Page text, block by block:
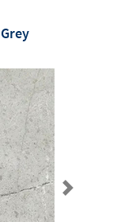
Next